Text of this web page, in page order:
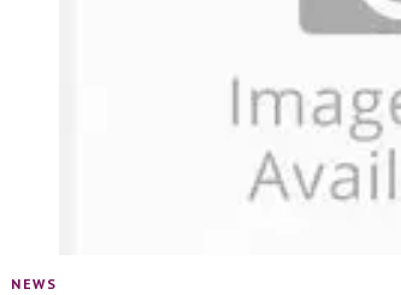
NEWS